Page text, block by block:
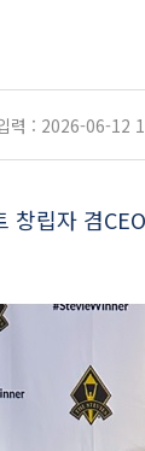
력 : 2026-06-12
창립자 겸